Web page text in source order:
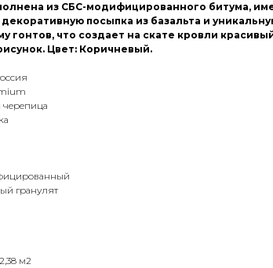
из СБС-модифицированного битума,
посыпка из базальта и
гонтов, что создает на скате кровли
Цвет: Коричневый.
гранулят
м2